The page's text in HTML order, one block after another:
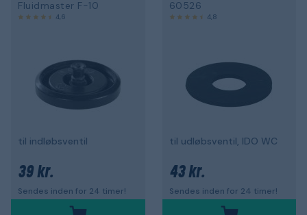
Fluidmaster F-10
4,6
til indløbsventil
39 kr.
Sendes inden for 24 timer!
60526
4,8
til udløbsventil, IDO WC
43 kr.
Sendes inden for 24 timer!